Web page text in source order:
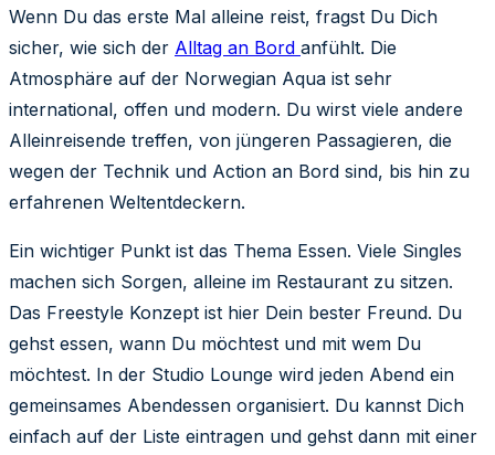
Wenn Du das erste Mal alleine reist, fragst Du Dich
sicher, wie sich der Alltag an Bord anfühlt. Die
Atmosphäre auf der Norwegian Aqua ist sehr
international, offen und modern. Du wirst viele andere
Alleinreisende treffen, von jüngeren Passagieren, die
wegen der Technik und Action an Bord sind, bis hin zu
erfahrenen Weltentdeckern.
Ein wichtiger Punkt ist das Thema Essen. Viele Singles
machen sich Sorgen, alleine im Restaurant zu sitzen.
Das Freestyle Konzept ist hier Dein bester Freund. Du
gehst essen, wann Du möchtest und mit wem Du
möchtest. In der Studio Lounge wird jeden Abend ein
gemeinsames Abendessen organisiert. Du kannst Dich
einfach auf der Liste eintragen und gehst dann mit einer